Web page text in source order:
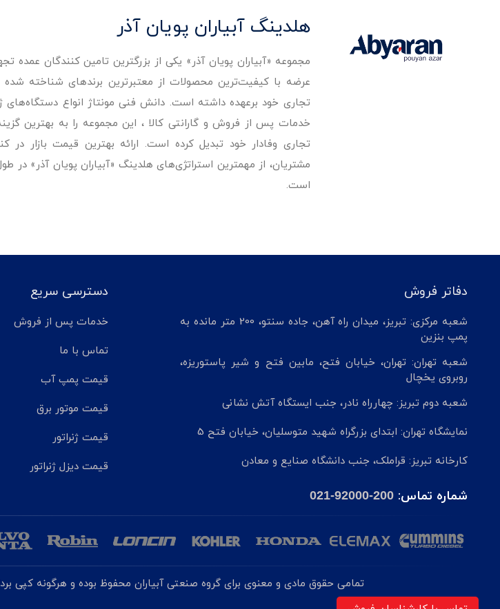
هلدینگ آبیاران پویان آذر
مجموعه «آبیاران پویان آذر» یکی از بزرگترین تامین کنندگان
تجاری خود برعهده داشته است. دانش فنی مونتاژ انواع دستگاه‌های
خدمات پس از فروش و گارانتی کالا ، این مجموعه را به بهترین گزینه
تجاری وفادار خود تبدیل کرده است. ارائه بهترین قیمت بازار
مشتریان، از مهمترین استراتژی‌های هلدینگ «آبیاران پویان آذر» در
است.
دفاتر فروش
شعبه مرکزی: تبریز، میدان راه آهن، جاده سنتو، 200 متر مانده به
پمپ بنزین
شعبه تهران: تهران، خیابان فتح، مابین فتح و شیر پاستوریزه،
روبروی یخچال
شعبه دوم تبریز: چهارراه نادر، جنب ایستگاه آتش نشانی
نمایشگاه تهران: ابتدای بزرگراه شهید متوسلیان، خیابان فتح 5
کارخانه تبریز: قراملک، جنب دانشگاه صنایع و معادن
شماره تماس: 021-92000-200
دسترسی سریع
خدمات پس از فروش
تماس با ما
قیمت پمپ آب
قیمت موتور برق
قیمت ژنراتور
قیمت دیزل ژنراتور
تمامی حقوق مادی و معنوی برای گروه صنعتی آبیاران محفوظ بوده و هرگونه کپی